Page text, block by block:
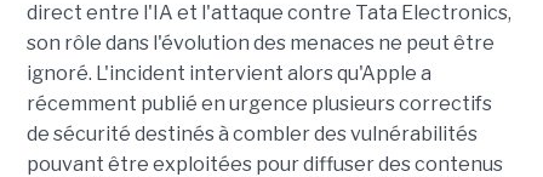
direct entre l'IA et l'attaque contre Tata Electronics,
son rôle dans l'évolution des menaces ne peut être
ignoré. L'incident intervient alors qu'Apple a
récemment publié en urgence plusieurs correctifs
de sécurité destinés à combler des vulnérabilités
pouvant être exploitées pour diffuser des contenus